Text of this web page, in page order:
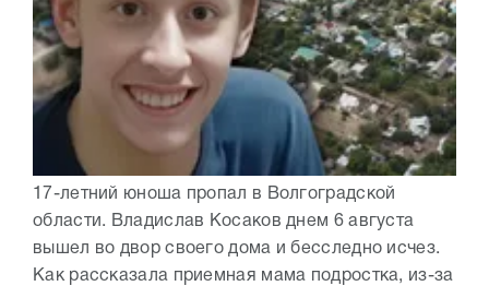
17-летний юноша пропал в Волгоградской
области. Владислав Косаков днем 6 августа
вышел во двор своего дома и бесследно исчез.
Как рассказала приемная мама подростка, из-за